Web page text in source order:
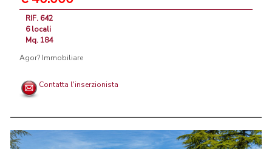
RIF. 642
6 locali
Mq. 184
Agor? Immobiliare
Contatta l'inserzionista